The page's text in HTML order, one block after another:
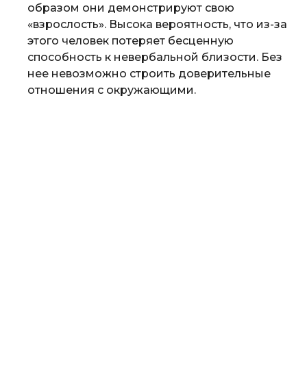
образом они демонстрируют свою
«взрослость». Высока вероятность, что из-за
этого человек потеряет бесценную
способность к невербальной близости. Без
нее невозможно строить доверительные
отношения с окружающими.